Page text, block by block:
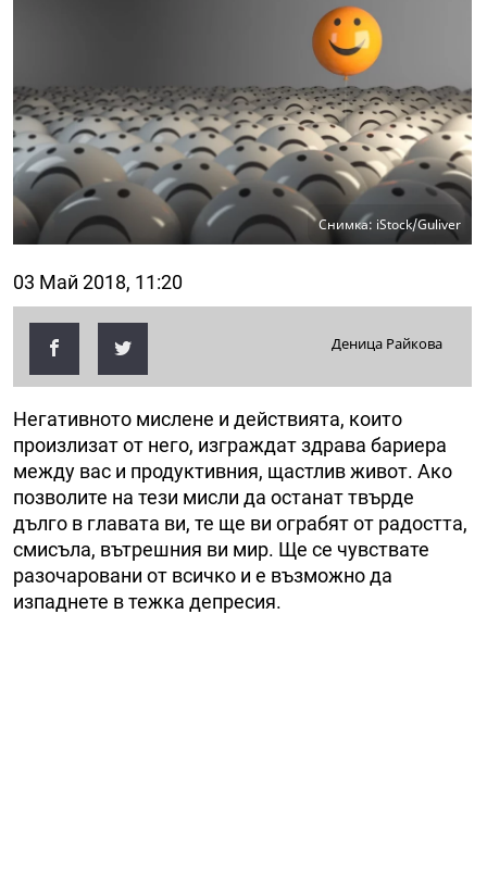
Снимка: iStock/Guliver
03 Май 2018, 11:20
Деница Райкова
Негативното мислене и действията, които
произлизат от него, изграждат здрава бариера
между вас и продуктивния, щастлив живот. Ако
позволите на тези мисли да останат твърде
дълго в главата ви, те ще ви ограбят от радостта,
смисъла, вътрешния ви мир. Ще се чувствате
разочаровани от всичко и е възможно да
изпаднете в тежка депресия.